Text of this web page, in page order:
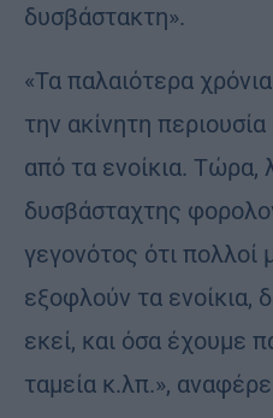
δυσβάστακτη».
«Τα παλαιότερα
την ακίνητη
από τα ενοίκια. Tώρα,
δυσβάσταχτης
γεγονότος ότι πολλοί
εξοφλούν τα ενοίκια,
εκεί, και όσα έχουμε
ταμεία κ.λπ.»,